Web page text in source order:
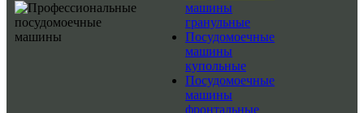
машины
гранульные
Посудомоечные
машины
купольные
Посудомоечные
машины
фронтальные